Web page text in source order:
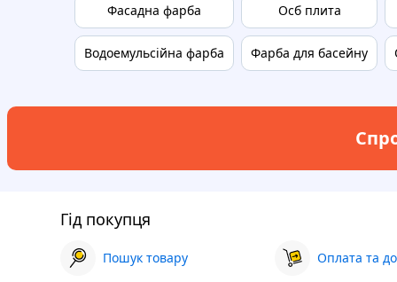
Фасадна фарба
Водоемульсійна фарба
Осб плита
Фарба для басейну
Гід покупця
Пошук товару Оплата та